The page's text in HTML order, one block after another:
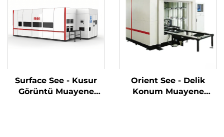
Surface See - Kusur
Görüntü Muayene
Orient See - Delik
Konum Muayene